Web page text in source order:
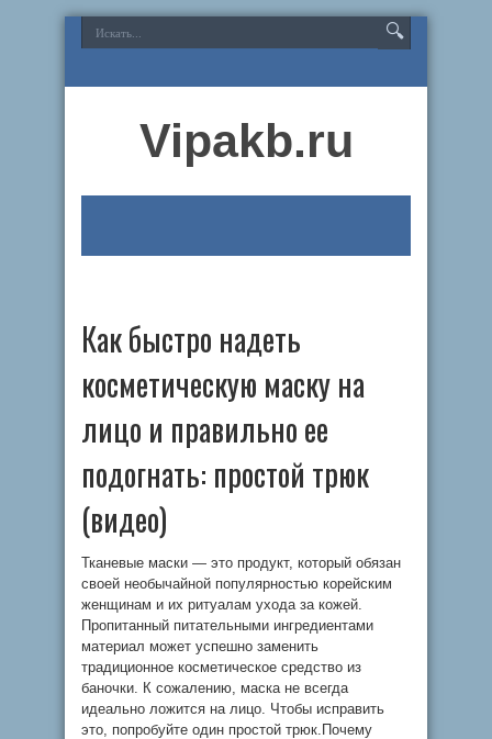
Vipakb.ru
Как быстро надеть
косметическую маску на
лицо и правильно ее
подогнать: простой трюк
(видео)
Тканевые маски — это продукт, который обязан
своей необычайной популярностью корейским
женщинам и их ритуалам ухода за кожей.
Пропитанный питательными ингредиентами
материал может успешно заменить
традиционное косметическое средство из
баночки. К сожалению, маска не всегда
идеально ложится на лицо. Чтобы исправить
это, попробуйте один простой трюк.Почему